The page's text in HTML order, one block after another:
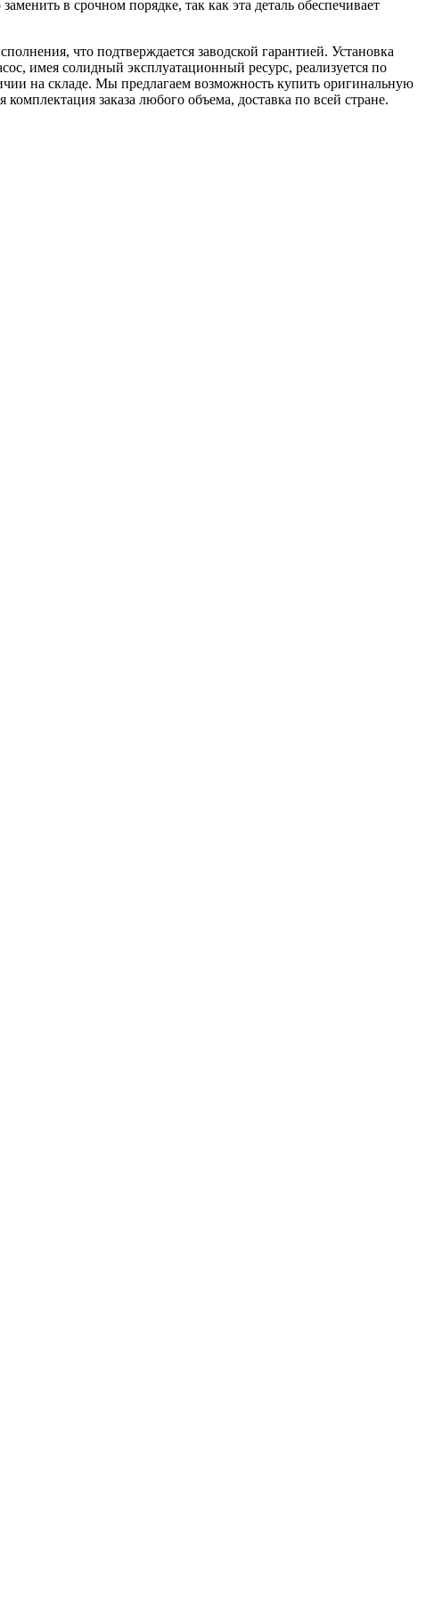
в срочном порядке, так как эта деталь обеспечивает
что подтверждается заводской гарантией. Установка
имея солидный эксплуатационный ресурс, реализуется по
на складе. Мы предлагаем возможность купить оригинальную
заказа любого объема, доставка по всей стране.